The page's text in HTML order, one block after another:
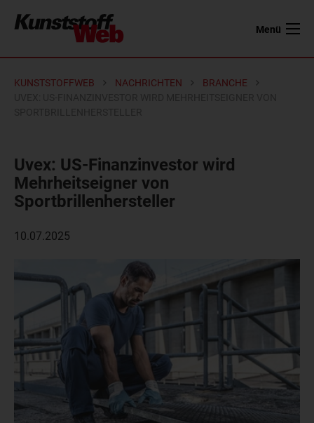
Menü
KUNSTSTOFFWEB NACHRICHTEN
BRANCHE
Uvex: US-Finanzinvestor wird
Mehrheitseigner von
Sportbrillenhersteller
10.07.2025